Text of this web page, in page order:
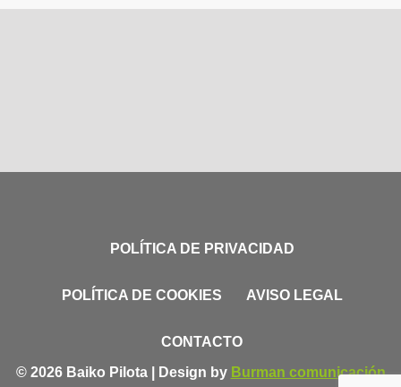
POLÍTICA DE PRIVACIDAD
POLÍTICA DE COOKIES AVISO LEGAL
CONTACTO
© 2026 Baiko Pilota | Design by Burman comunicación